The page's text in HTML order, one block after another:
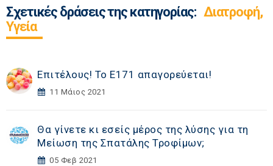
Σχετικές δράσεις της κατηγορίας: Διατροφή,
Υγεία
Επιτέλους! Το Ε171 απαγορεύεται!
11 Μάιος 2021
Θα γίνετε κι εσείς μέρος της λύσης για τη
Μείωση της Σπατάλης Τροφίμων;
05 Φεβ 2021